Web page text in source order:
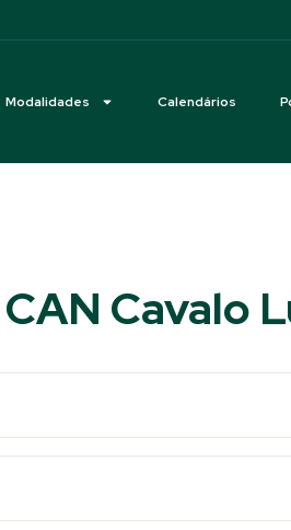
Modalidades Calendários
Cavalo